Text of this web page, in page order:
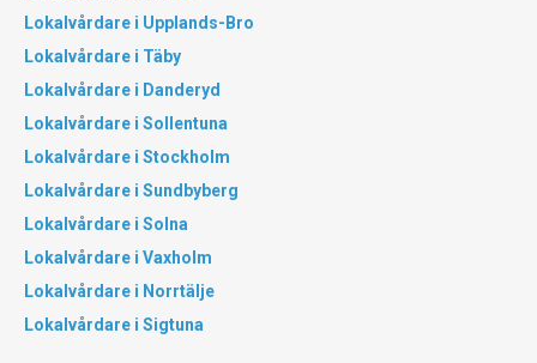
Lokalvårdare i Upplands-Bro
Lokalvårdare i Täby
Lokalvårdare i Danderyd
Lokalvårdare i Sollentuna
Lokalvårdare i Stockholm
Lokalvårdare i Sundbyberg
Lokalvårdare i Solna
Lokalvårdare i Vaxholm
Lokalvårdare i Norrtälje
Lokalvårdare i Sigtuna